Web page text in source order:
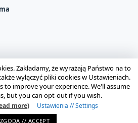
Sekcja Międzynarodowego
Prawa i Filozofii Społecznej IVR |
strony:Karolina Gmerek
Zakładamy, że wyrażają Państwo na to
wyłączyć pliki cookies w Ustawieniach.
to improve your experience. We'll assume
but you can opt-out if you wish.
more) Ustawienia // Settings
ZGODA // ACCEPT